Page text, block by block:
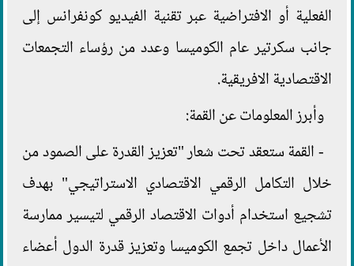
الفعلية أو الافتراضية عبر تقنية الفيديو كونفرانس إلى
جانب سكرتير عام الكوميسا وعدد من رؤساء التجمعات
الاقتصادية الافريقية.
وأبرز المعلومات عن القمة:
- القمة ستعقد تحت شعار "تعزيز القدرة على الصمود من
خلال التكامل الرقمي الاقتصادي الاستراتيجي" بهدف
تشجيع استخدام أدوات الاقتصاد الرقمي لتيسير ممارسة
الأعمال داخل تجمع الكوميسا وتعزيز قدرة الدول أعضاء